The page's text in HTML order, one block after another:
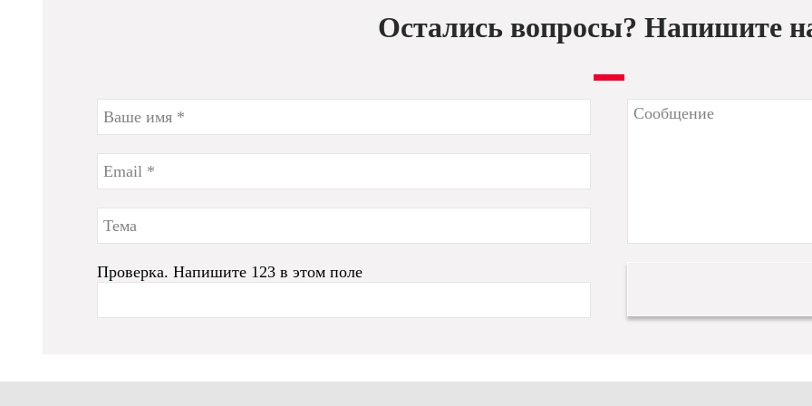
Остались вопросы? Напишите
Проверка. Напишите 123 в этом поле